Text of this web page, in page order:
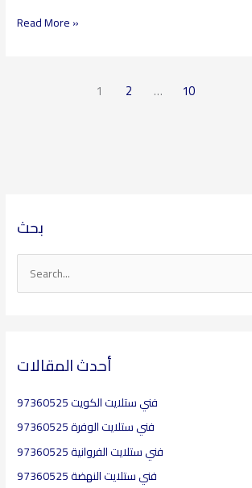
بحث
e
c
f
o
r
:
أحدث المقالات
فني ستلايت الكويت 97360525
فني ستلايت الوفرة 97360525
فني ستلايت الفروانية 97360525
فني ستلايت النهضة 97360525
ل
ش
ل
ا
Read More »
1 2 … 10